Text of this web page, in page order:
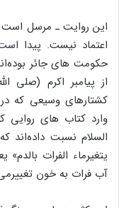
این روایت ـ مرسل است
اعتماد نیست. پیدا
حکومت های جائر
از پیامبر اکرم (صلی
کشتارهای وسیعی که
وارد کتاب های روایی
السلام نسبت
یتغیرماء الفرات
آب فرات به خون